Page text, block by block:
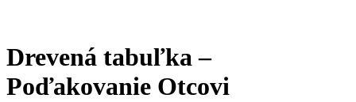
Drevená tabuľka –
Poďakovanie Otcovi